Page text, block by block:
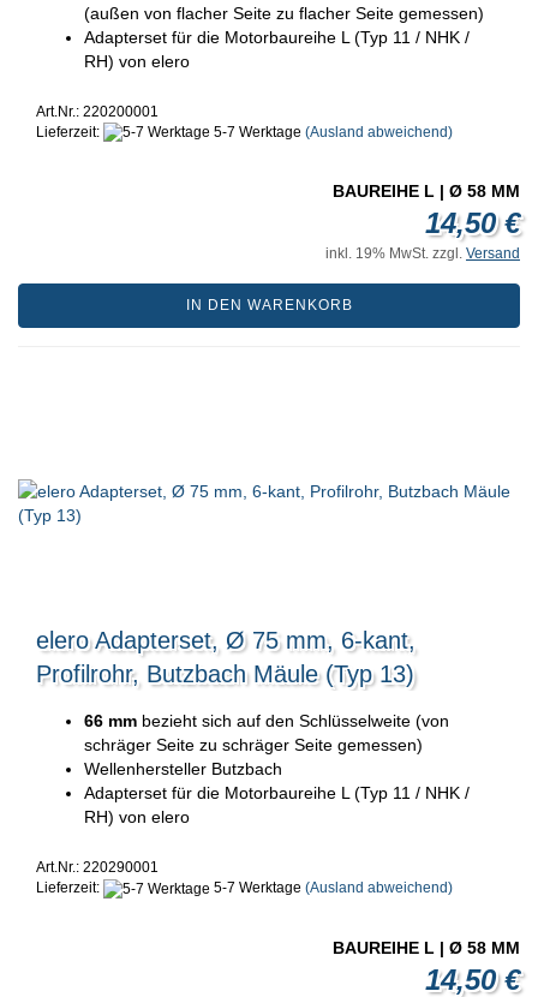
(außen von flacher Seite zu flacher Seite gemessen)
Adapterset für die Motorbaureihe L (Typ 11 / NHK /
RH) von elero
Art.Nr.: 220200001
Lieferzeit:
5-7 Werktage (Ausland abweichend)
BAUREIHE L | Ø 58 MM
14,50 €
inkl. 19% MwSt. zzgl. Versand
IN DEN WARENKORB
elero Adapterset, Ø 75 mm, 6-kant,
Profilrohr, Butzbach Mäule (Typ 13)
66 mm bezieht sich auf den Schlüsselweite (von
schräger Seite zu schräger Seite gemessen)
Wellenhersteller Butzbach
Adapterset für die Motorbaureihe L (Typ 11 / NHK /
RH) von elero
Art.Nr.: 220290001
Lieferzeit:
5-7 Werktage (Ausland abweichend)
BAUREIHE L | Ø 58 MM
14,50 €